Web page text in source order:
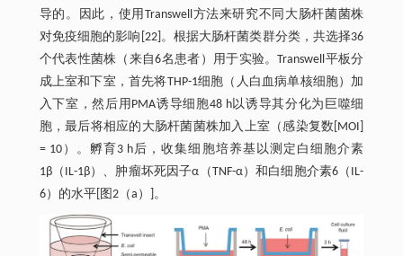
导的。因此，使用Transwell方法来研究不同大肠杆菌菌株
对免疫细胞的影响[22]。根据大肠杆菌类群分类，共选择36
个代表性菌株（来自6名患者）用于实验。Transwell平板分
成上室和下室，首先将THP-1细胞（人白血病单核细胞）加
入下室，然后用PMA诱导细胞48 h以诱导其分化为巨噬细
胞，最后将相应的大肠杆菌菌株加入上室（感染复数[MOI]
= 10）。孵育3 h后，收集细胞培养基以测定白细胞介素
1β（IL-1β）、肿瘤坏死因子α（TNF-α）和白细胞介素6（IL-
6）的水平[图2（a）]。